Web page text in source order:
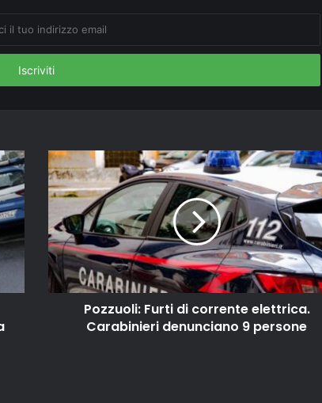
Pozzuoli: Furti di corrente elettrica.
Carabinieri denunciano 9 persone